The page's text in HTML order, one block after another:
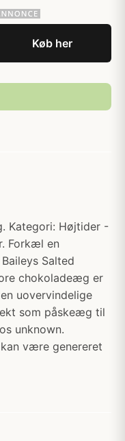
Køb her
Kategori: Højtider -
Forkæl en
Salted
chokoladeæg er
uovervindelige
som påskeæg til
unknown.
være genereret